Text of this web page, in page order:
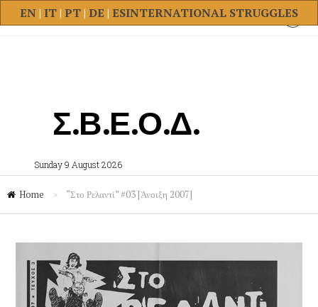
INTERNATIONAL STRUGGLES
EN| IT| PT| DE | ES
Σ.Β.Ε.Ο.Δ.
Sunday 9 August 2026
Home » “Στο Ρελαντί” #03 [Άνοιξη 2007]